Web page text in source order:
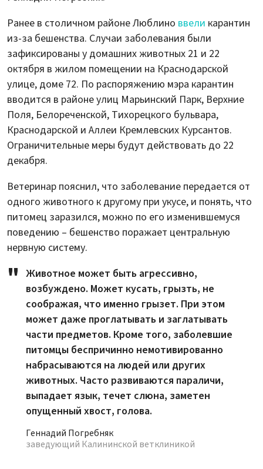
Ранее в столичном районе Люблино ввели карантин
из-за бешенства. Случаи заболевания были
зафиксированы у домашних животных 21 и 22
октября в жилом помещении на Краснодарской
улице, доме 72. По распоряжению мэра карантин
вводится в районе улиц Марьинский Парк, Верхние
Поля, Белореченской, Тихорецкого бульвара,
Краснодарской и Аллеи Кремлевских Курсантов.
Ограничительные меры будут действовать до 22
декабря.
Ветеринар пояснил, что заболевание передается от
одного животного к другому при укусе, и понять, что
питомец заразился, можно по его изменившемуся
поведению – бешенство поражает центральную
нервную систему.
Животное может быть агрессивно,
возбуждено. Может кусать, грызть, не
соображая, что именно грызет. При этом
может даже проглатывать и заглатывать
части предметов. Кроме того, заболевшие
питомцы беспричинно немотивированно
набрасываются на людей или других
животных. Часто развиваются параличи,
выпадает язык, течет слюна, заметен
опущенный хвост, голова.
Геннадий Погребняк
заведующий Калининской ветклиникой